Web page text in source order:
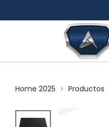
Home 2025 > Productos